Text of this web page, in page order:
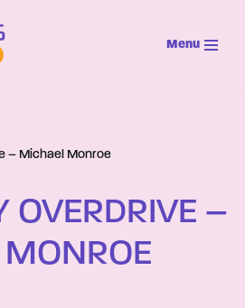
Menu
– Michael Monroe
OVERDRIVE –